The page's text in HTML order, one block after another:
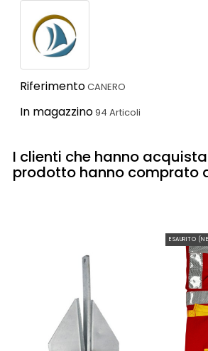
RiferimentoCANERO
In magazzino94 Articoli
I clienti che hanno
prodotto hanno comprato
ESAURITO